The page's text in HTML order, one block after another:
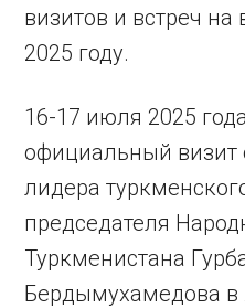
визитов и встреч
2025 году.
16-17 июля 2025
официальный визит
лидера
председателя
Туркменистана
Бердымухамедова в